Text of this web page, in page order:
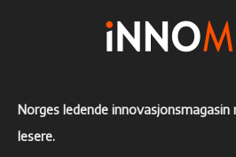
Norges ledende innovasjonsmagasin
lesere.